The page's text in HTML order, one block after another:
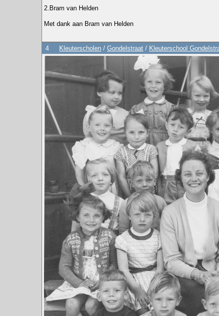
2.Bram van Helden
Met dank aan Bram van Helden
4 Kleuterscholen / Gondelstraat / Kleuterschool